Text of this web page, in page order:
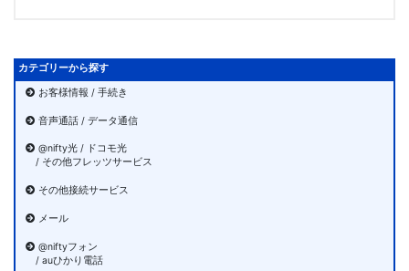
カテゴリーから探す
お客様情報 / 手続き
音声通話 / データ通信
@nifty光 / ドコモ光
/ その他フレッツサービス
その他接続サービス
メール
@niftyフォン
/ auひかり電話